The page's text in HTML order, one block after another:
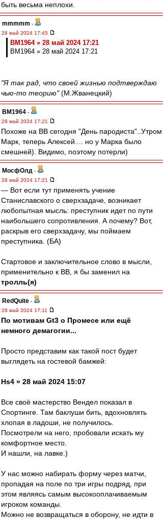
быть весьма неплохи.
mmmmm -
28 май 2024 17:45
BM1964 » 28 май 2024 17:21
BM1964 » 28 май 2024 17:21
"Я так рад, что своей жизнью подтверждаю
чью-то теорию"(М.Жванецкий)
BM1964 -
28 май 2024 17:21
Похоже на ВВ сегодня "День пародиста"..Утром
Марк, теперь Алексей.... но у Марка было
смешней). Видимо, поэтому потерли)
МосфОлд -
28 май 2024 17:21
― Вот если тут применять учение
Станиславского о сверхзадаче, возникает
любопытная мысль: преступник идет по пути
наибольшего сопротивления. А почему? Вот,
раскрыв его сверхзадачу, мы поймаем
преступника. (БА)
Стартовое и заключительное слово в мысли,
применительно к ВВ, я бы заменил на
тролль(я)
RedQuite -
28 май 2024 17:11
По мотивам Gt3 о Промесе или ещё
немного демагогии...
Просто представим как такой пост будет
выглядеть на гостевой бамжей:
Hs4 » 28 май 2024 15:07
Все своё мастерство Вендел показал в
Спортинге. Там баклуши бить, вдохновлять
хлопая в ладоши, не получилось.
Посмотрели на него, пробовали искать му
комфортное место.
И нашли, на лавке.)
У нас можно набирать форму через матчи,
пропадая на поле по три игры подряд, при
этом являясь самым высокооплачиваемым
игроком команды.
Можно не возвращаться в оборону, не идти в